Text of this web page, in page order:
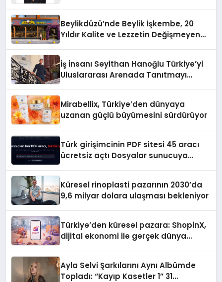
Beylikdüzü’nde Beylik İşkembe, 20
Yıldır Kalite ve Lezzetin Değişmeyen
İş İnsanı Seyithan Hanoğlu Türkiye’yi
Uluslararası Arenada Tanıtmayı
Mirabellix, Türkiye’den dünyaya
uzanan güçlü büyümesini sürdürüyor
Türk girişimcinin PDF sitesi 45 aracı
ücretsiz açtı Dosyalar sunucuya
Küresel rinoplasti pazarının 2030’da
9,6 milyar dolara ulaşması bekleniyor
Türkiye’den küresel pazara: ShopinX,
dijital ekonomi ile gerçek dünya
Ayla Selvi Şarkılarını Aynı Albümde
Topladı: “Kayıp Kasetler 1” 31